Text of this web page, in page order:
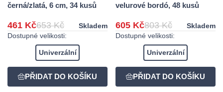
černá/zlatá, 6 cm, 34 kusů
461 Kč653 Kč
Skladem
Dostupné velikosti:
Univerzální
velurové bordó, 48 kusů
605 Kč803 Kč
Skladem
Dostupné velikosti:
Univerzální